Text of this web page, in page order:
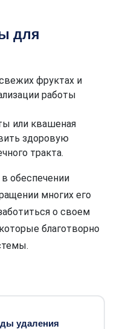
для
фруктах и
работы
или квашеная
здоровую
тракта.
обеспечении
многих его
о своем
благотворно
удаления